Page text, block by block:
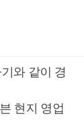
와 같이 경
현지 영업